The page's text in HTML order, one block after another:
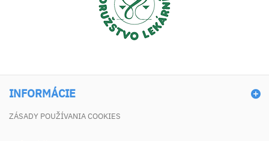
INFORMÁCIE
ZÁSADY POUŽÍVANIA COOKIES